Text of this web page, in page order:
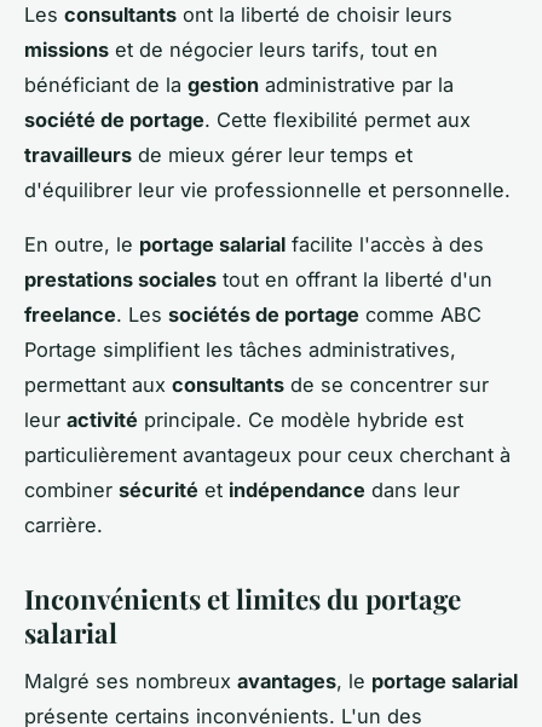
Les consultants ont la liberté de choisir leurs
missions et de négocier leurs tarifs, tout en
bénéficiant de la gestion administrative par la
société de portage. Cette flexibilité permet aux
travailleurs de mieux gérer leur temps et
d'équilibrer leur vie professionnelle et personnelle.
En outre, le portage salarial facilite l'accès à des
prestations sociales tout en offrant la liberté d'un
freelance. Les sociétés de portage comme ABC
Portage simplifient les tâches administratives,
permettant aux consultants de se concentrer sur
leur activité principale. Ce modèle hybride est
particulièrement avantageux pour ceux cherchant à
combiner sécurité et indépendance dans leur
carrière.
Inconvénients et limites du portage
salarial
Malgré ses nombreux avantages, le portage salarial
présente certains inconvénients. L'un des